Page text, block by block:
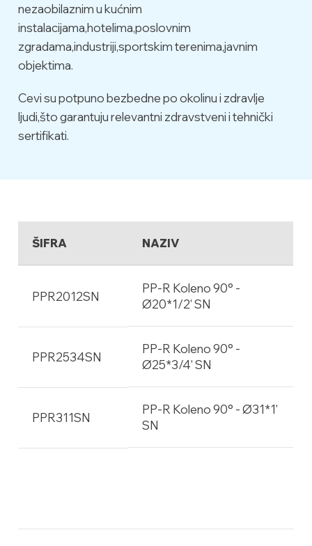
nezaobilaznim u kućnim
instalacijama,hotelima,poslovnim
zgradama,industriji,sportskim terenima,javnim
objektima.
Cevi su potpuno bezbedne po okolinu i zdravlje
ljudi,što garantuju relevantni zdravstveni i tehnički
sertifikati.
ŠIFRA NAZIV
PPR2012SN
PP-R Koleno 90° -
Ø20*1/2' SN
PPR2534SN
PP-R Koleno 90° -
Ø25*3/4' SN
PPR311SN
PP-R Koleno 90° - Ø31*1'
SN